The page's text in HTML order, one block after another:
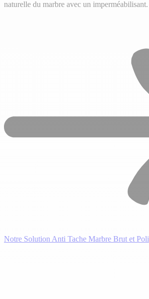
naturelle du marbre avec un imperméabilisant.
Notre Solution Anti Tache Marbre Brut et Poli